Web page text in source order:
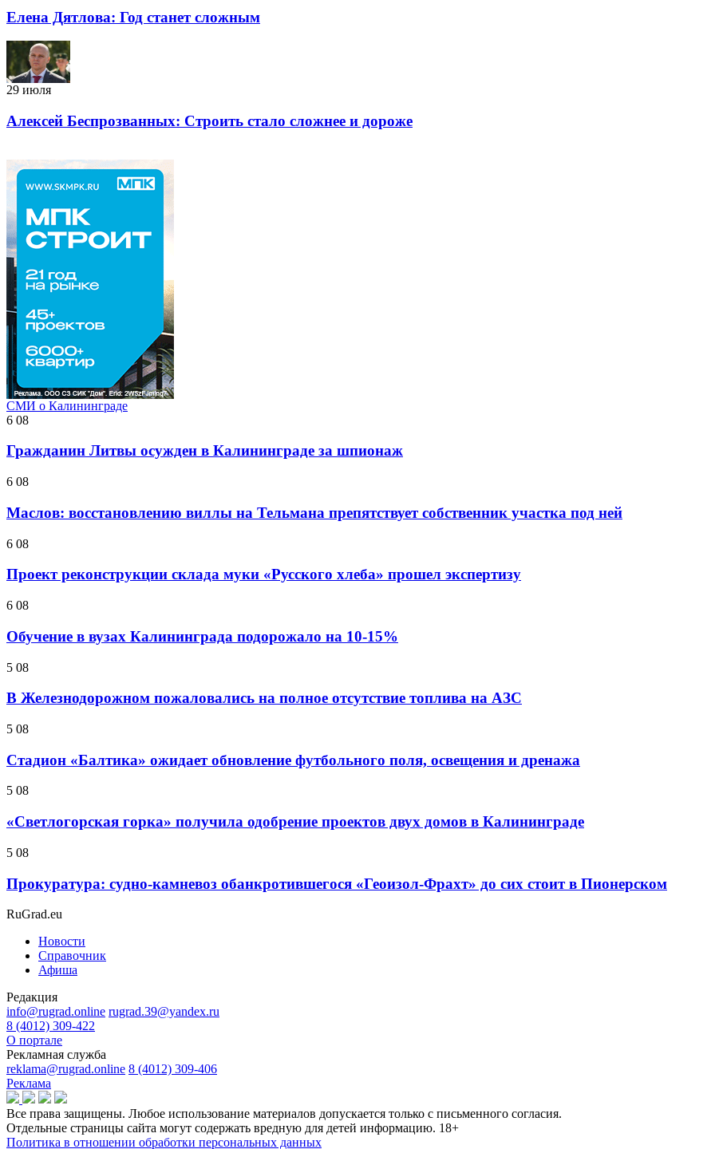
Елена Дятлова: Год станет сложным
29 июля
Алексей Беспрозванных: Строить стало сложнее и дороже
СМИ о Калининграде
6 08
Гражданин Литвы осужден в Калининграде за шпионаж
6 08
Маслов: восстановлению виллы на Тельмана препятствует собственник участка под ней
6 08
Проект реконструкции склада муки «Русского хлеба» прошел экспертизу
6 08
Обучение в вузах Калининграда подорожало на 10-15%
5 08
В Железнодорожном пожаловались на полное отсутствие топлива на АЗС
5 08
Стадион «Балтика» ожидает обновление футбольного поля, освещения и дренажа
5 08
«Светлогорская горка» получила одобрение проектов двух домов в Калининграде
5 08
Прокуратура: судно-камневоз обанкротившегося «Геоизол-Фрахт» до сих стоит в Пионерском
RuGrad.eu
Новости
Справочник
Афиша
Редакция
info@rugrad.online rugrad.39@yandex.ru
8 (4012) 309-422
О портале
Рекламная служба
reklama@rugrad.online 8 (4012) 309-406
Реклама
Все права защищены. Любое использование материалов допускается только с письменного согласия.
Отдельные страницы сайта могут содержать вредную для детей информацию. 18+
Политика в отношении обработки персональных данных